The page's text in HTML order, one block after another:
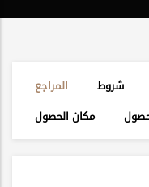
المراجع شروط
مكان الحصول